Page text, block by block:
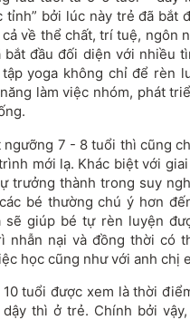
tỉnh” bởi lúc này trẻ đã bắt
về thể chất, trí tuệ, ngôn
bắt đầu đối diện với nhiều
yoga không chỉ để rèn
làm việc nhóm, phát
7 - 8 tuổi thì cũng
mới lạ. Khác biệt với
trưởng thành trong suy
bé thường chú ý hơn
sẽ giúp bé tự rèn luyện
nhẫn nại và đồng thời có
học cũng như với anh chị
tuổi được xem là thời
thì ở trẻ. Chính bởi